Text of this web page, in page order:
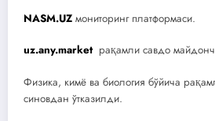
NASM.UZ мониторинг платформаси.
uz.any.market рақамли савдо
Физика, кимё ва биология бўйича
синовдан ўтказилди.